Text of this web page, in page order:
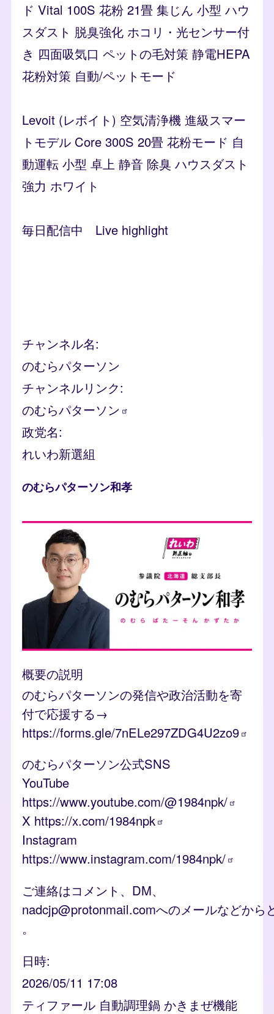
ド Vital 100S 花粉 21畳 集じん 小型 ハウ
スダスト 脱臭強化 ホコリ・光センサー付
き 四面吸気口 ペットの毛対策 静電HEPA
花粉対策 自動/ペットモード
Levoit (レボイト) 空気清浄機 進級スマー
トモデル Core 300S 20畳 花粉モード 自
動運転 小型 卓上 静音 除臭 ハウスダスト
強力 ホワイト
毎日配信中 Live highlight
チャンネル名
のむらパターソン
チャンネルリンク
のむらパターソン
政党名
れいわ新選組
のむらパターソン和孝
photo
概要の説明
のむらパターソンの発信や政治活動を寄
付で応援する→
https://forms.gle/7nELe297ZDG4U2zo9
のむらパターソン公式SNS
YouTube
https://www.youtube.com/@1984npk/
X https://x.com/1984npk
Instagram
https://www.instagram.com/1984npk/
ご連絡はコメント、DM、
nadcjp@protonmail.comへのメールなどから
。
日時
2026/05/11 17:08
ティファール 自動調理鍋 かきまぜ機能